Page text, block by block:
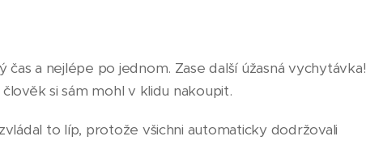
a nejlépe po jednom. Zase další úžasná vychytávka!
si sám mohl v klidu nakoupit.
to líp, protože všichni automaticky dodržovali